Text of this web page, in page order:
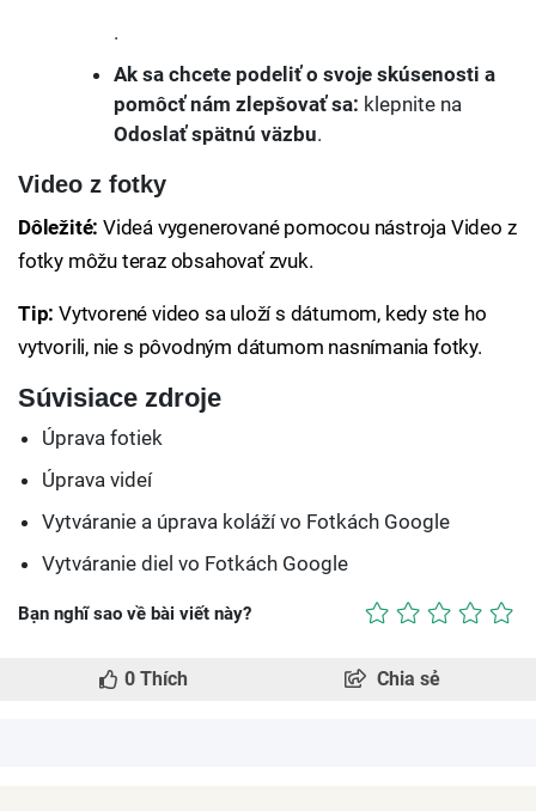
.
Ak sa chcete podeliť o svoje skúsenosti a
pomôcť nám zlepšovať sa: klepnite na
Odoslať spätnú väzbu.
Video z fotky
Dôležité: Videá vygenerované pomocou nástroja Video z
fotky môžu teraz obsahovať zvuk.
Tip: Vytvorené video sa uloží s dátumom, kedy ste ho
vytvorili, nie s pôvodným dátumom nasnímania fotky.
Súvisiace zdroje
Úprava fotiek
Úprava videí
Vytváranie a úprava koláží vo Fotkách Google
Vytváranie diel vo Fotkách Google
Bạn nghĩ sao về bài viết này?
0 Thích Chia sẻ